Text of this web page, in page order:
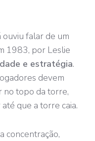
ouviu falar de um
1983, por Leslie
e estratégia.
devem
no topo da torre,
que a torre caia.
concentração,